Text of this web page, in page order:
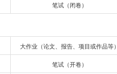
笔试（闭卷）
大作业（论文、报告、项目或作品等）
笔试（开卷）